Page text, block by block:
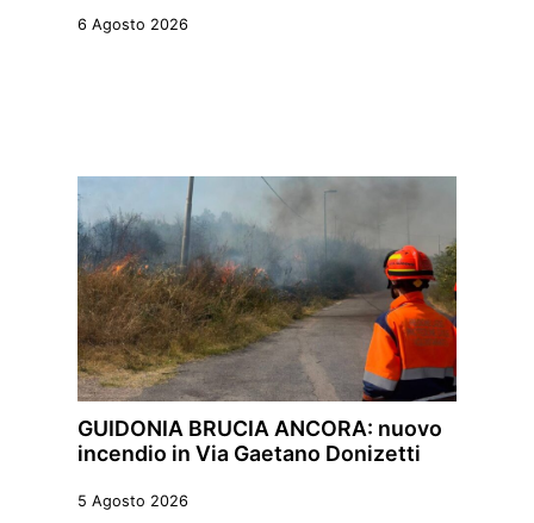
6 Agosto 2026
GUIDONIA BRUCIA ANCORA: nuovo
incendio in Via Gaetano Donizetti
5 Agosto 2026